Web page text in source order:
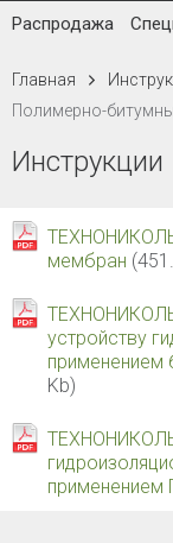
Распродажа
Главная
Полимерно-
Инструкции
мембран
устройству
применением
Kb)
применением